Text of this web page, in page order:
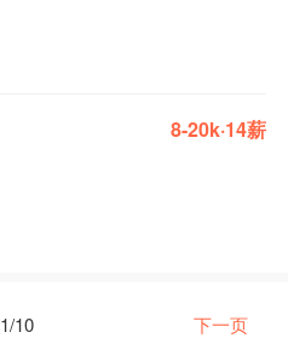
8-20k·14薪
1/10 下一页